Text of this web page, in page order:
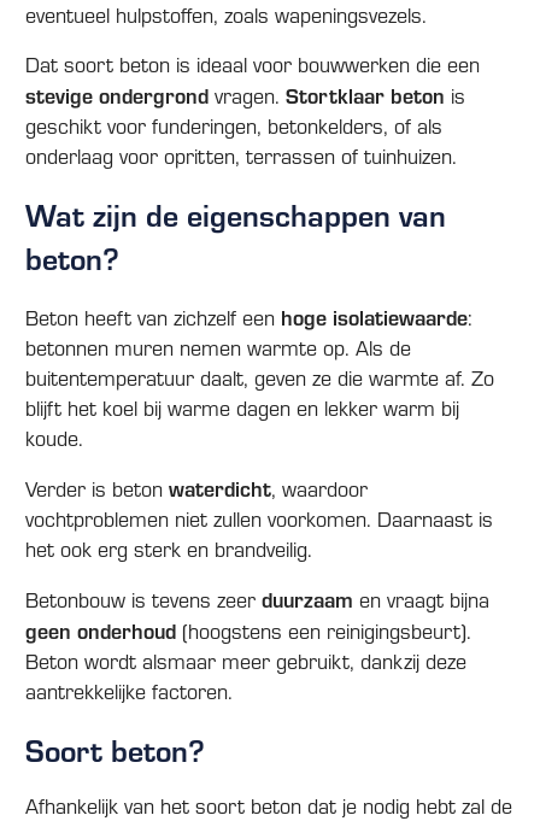
eventueel hulpstoffen, zoals wapeningsvezels.
Dat soort beton is ideaal voor bouwwerken die een
stevige ondergrond vragen. Stortklaar beton is
geschikt voor funderingen, betonkelders, of als
onderlaag voor opritten, terrassen of tuinhuizen.
Wat zijn de eigenschappen van
beton?
Beton heeft van zichzelf een hoge isolatiewaarde:
betonnen muren nemen warmte op. Als de
buitentemperatuur daalt, geven ze die warmte af. Zo
blijft het koel bij warme dagen en lekker warm bij
koude.
Verder is beton waterdicht, waardoor
vochtproblemen niet zullen voorkomen. Daarnaast is
het ook erg sterk en brandveilig.
Betonbouw is tevens zeer duurzaam en vraagt bijna
geen onderhoud (hoogstens een reinigingsbeurt).
Beton wordt alsmaar meer gebruikt, dankzij deze
aantrekkelijke factoren.
Soort beton?
Afhankelijk van het soort beton dat je nodig hebt zal de